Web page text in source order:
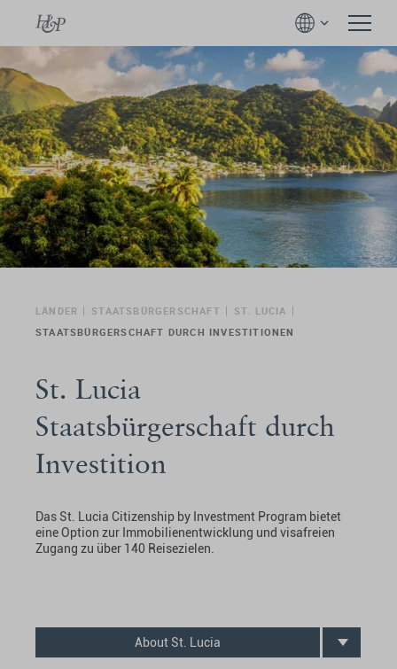
LÄNDER STAATSBÜRGERSCHAFT
ST. LUCIA
STAATSBÜRGERSCHAFT DURCH INVESTITIONEN
St. Lucia
Staatsbürgerschaft durch
Investition
Das St. Lucia Citizenship by Investment Program bietet
eine Option zur Immobilienentwicklung und visafreien
Zugang zu über 140 Reisezielen.
About St. Lucia